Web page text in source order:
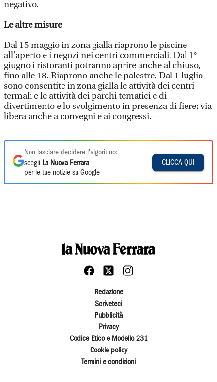
negativo.
Le altre misure
Dal 15 maggio in zona gialla riaprono le piscine
all’aperto e i negozi nei centri commerciali. Dal 1°
giugno i ristoranti potranno aprire anche al chiuso,
fino alle 18. Riaprono anche le palestre. Dal 1 luglio
sono consentite in zona gialla le attività dei centri
termali e le attività dei parchi tematici e di
divertimento e lo svolgimento in presenza di fiere; via
libera anche a convegni e ai congressi. —
Non lasciare decidere l'algoritmo:
scegli La Nuova Ferrara
per le tue notizie su Google
CLICCA QUI
Redazione
Scriveteci
Pubblicità
Privacy
Codice Etico e Modello 231
Cookie policy
Termini e condizioni